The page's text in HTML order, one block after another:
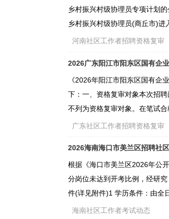
乡村振兴村级协理员专项计划
乡村振兴村级协理员(商丘市)进
河南社区工作者招聘资格复审
2026广东阳江市阳东区国有企
《2026年阳江市阳东区国有企
下：一、资格复审对象本次招
不列为资格复审对象。在笔试合
广东社区工作者招聘资格复审
2026海南海口市美兰区招聘社
根据《海口市美兰区2026年公
分岗位未达到开考比例，经研
件(详见附件)1 学历条件：由全
海南社区工作者考试动态